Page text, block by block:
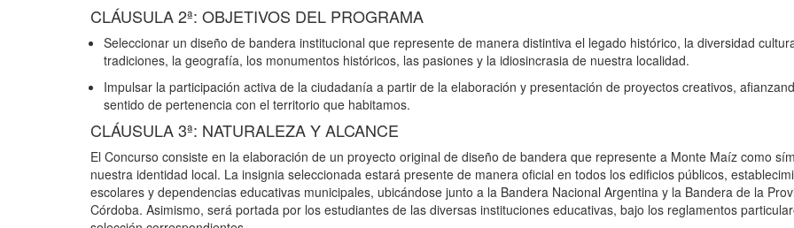
CLÁUSULA 2ª: OBJETIVOS DEL PROGRAMA
Seleccionar un diseño de bandera institucional que represente de manera distintiva el legado histórico, la diversidad
tradiciones, la geografía, los monumentos históricos, las pasiones y la idiosincrasia de nuestra localidad.
Impulsar la participación activa de la ciudadanía a partir de la elaboración y presentación de proyectos creativos,
sentido de pertenencia con el territorio que habitamos.
CLÁUSULA 3ª: NATURALEZA Y ALCANCE
El Concurso consiste en la elaboración de un proyecto original de diseño de bandera que represente a Monte Maíz como
nuestra identidad local. La insignia seleccionada estará presente de manera oficial en todos los edificios públicos,
escolares y dependencias educativas municipales, ubicándose junto a la Bandera Nacional Argentina y la Bandera de la
Córdoba. Asimismo, será portada por los estudiantes de las diversas instituciones educativas, bajo los reglamentos